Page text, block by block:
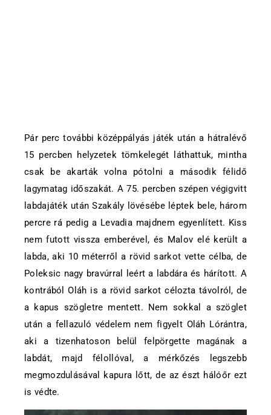
Pár perc további középpályás játék után a hátralévő
15 percben helyzetek tömkelegét láthattuk, mintha
csak be akarták volna pótolni a második félidő
lagymatag időszakát. A 75. percben szépen végigvitt
labdajáték után Szakály lövésébe léptek bele, három
percre rá pedig a Levadia majdnem egyenlített. Kiss
nem futott vissza emberével, és Malov elé került a
labda, aki 10 méterről a rövid sarkot vette célba, de
Poleksic nagy bravúrral leért a labdára és hárított. A
kontrából Oláh is a rövid sarkot célozta távolról, de
a kapus szögletre mentett. Nem sokkal a szöglet
után a fellazuló védelem nem figyelt Oláh Lórántra,
aki a tizenhatoson belül felpörgette magának a
labdát, majd félollóval, a mérkőzés legszebb
megmozdulásával kapura lőtt, de az észt hálóőr ezt
is védte.